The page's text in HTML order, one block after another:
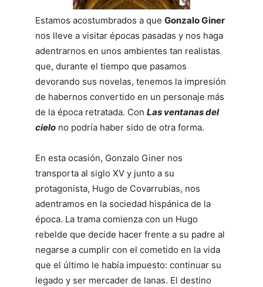
Estamos acostumbrados a que Gonzalo Giner
nos lleve a visitar épocas pasadas y nos haga
adentrarnos en unos ambientes tan realistas
que, durante el tiempo que pasamos
devorando sus novelas, tenemos la impresión
de habernos convertido en un personaje más
de la época retratada. Con Las ventanas del
cielo no podría haber sido de otra forma.
En esta ocasión, Gonzalo Giner nos
transporta al siglo XV y junto a su
protagonista, Hugo de Covarrubias, nos
adentramos en la sociedad hispánica de la
época. La trama comienza con un Hugo
rebelde que decide hacer frente a su padre al
negarse a cumplir con el cometido en la vida
que el último le había impuesto: continuar su
legado y ser mercader de lanas. El destino